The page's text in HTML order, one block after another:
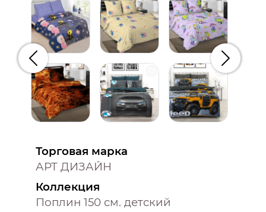
Предыдущий
Торговая марка
АРТ ДИЗАЙН
Коллекция
Поплин 150 см. детский